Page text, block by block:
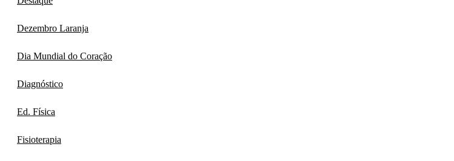
Dezembro Laranja
Dia Mundial do Coração
Diagnóstico
Ed. Física
Fisioterapia